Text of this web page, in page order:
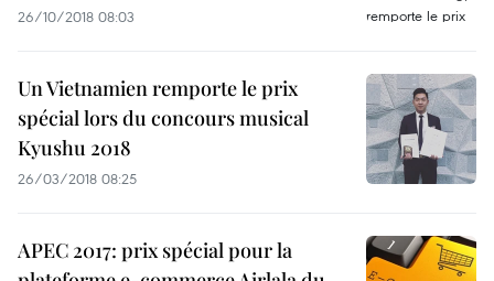
26/10/2018 08:03
Un Vietnamien remporte le prix
spécial lors du concours musical
Kyushu 2018
26/03/2018 08:25
APEC 2017: prix spécial pour la